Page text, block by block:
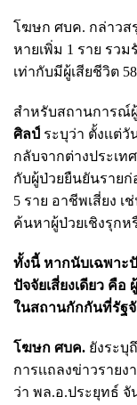
โฆษก ศบค. กล่าวส
หายเพิ่ม 1 ราย รวม
เท่ากับมีผู้เสียชีวิต
สำหรับสถานการณ์
ศิลป์ ระบุว่า ตั้งเเต่
กลับจากต่างประเท
กับผู้ป่วยยืนยันราย
5 ราย อาชีพเสี่ยง เ
ค้นหาผู้ป่วยเชิงรุกห
ทั้งนี้ หากนับเฉพาะ
ปัจจัยเสี่ยงเดียว คือ
ในสถานกักกันที่รัฐจั
โฆษก ศบค. ยังระบุ
การเเถลงข่าวราย
ว่า พล.อ.ประยุทธ์